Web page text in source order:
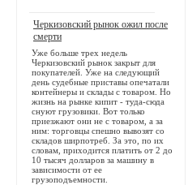
Черкизовский рынок ожил после
смерти
Уже больше трех недель
Черкизовский рынок закрыт для
покупателей. Уже на следующий
день судебные приставы опечатали
контейнеры и склады с товаром. Но
жизнь на рынке кипит - туда-сюда
снуют грузовики. Вот только
приезжают они не с товаром, а за
ним: торговцы спешно вывозят со
складов ширпотреб. За это, по их
словам, приходится платить от 2 до
10 тысяч долларов за машину в
зависимости от ее
грузоподъемности.